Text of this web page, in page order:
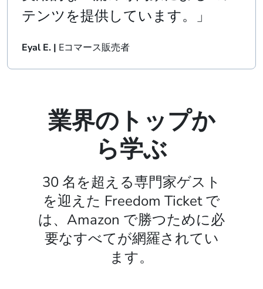
テンツを提供しています。」
Eyal E. | Eコマース販売者
業界のトップか
ら学ぶ
30 名を超える専門家ゲスト
を迎えた Freedom Ticket で
は、Amazon で勝つために必
要なすべてが網羅されてい
ます。